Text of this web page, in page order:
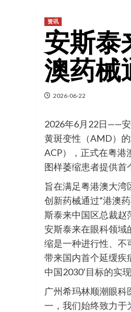
资讯
安斯泰
澳药械
2026-06-22
2026年6月22日——
黄斑变性（AMD）
ACP），正式在粤
图样萎缩患者提供首
旨在满足粤港澳大
创新药械通过“港澳
斯泰来中国区总裁赵
安斯泰来在眼科领域
缩是一种进行性、不
带来国内首个延缓疾
中国2030’目标的实
广州希玛林顺潮眼科
一，我们始终致力于